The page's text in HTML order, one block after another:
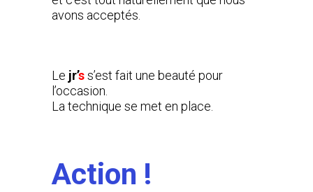
avons acceptés.
Le jr’ss’est fait une beauté pour
l’occasion.
La technique se met en place.
Action !